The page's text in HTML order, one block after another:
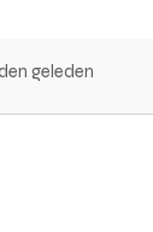
geleden